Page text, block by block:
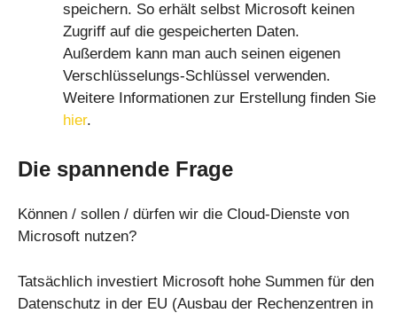
speichern. So erhält selbst Microsoft keinen
Zugriff auf die gespeicherten Daten.
Außerdem kann man auch seinen eigenen
Verschlüsselungs-Schlüssel verwenden.
Weitere Informationen zur Erstellung finden Sie
hier.
Die spannende Frage
Können / sollen / dürfen wir die Cloud-Dienste von
Microsoft nutzen?
Tatsächlich investiert Microsoft hohe Summen für den
Datenschutz in der EU (Ausbau der Rechenzentren in